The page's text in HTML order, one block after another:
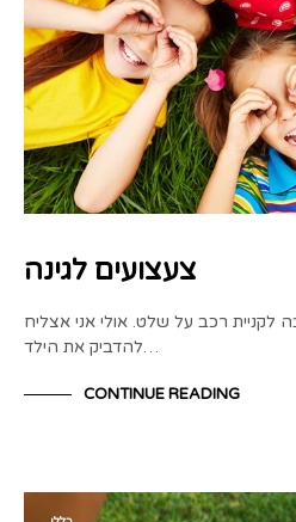
צעצועים לגינה
לקניית רכב על שלט. אולי אני אצליח
להדביק את הילד…
CONTINUE READING